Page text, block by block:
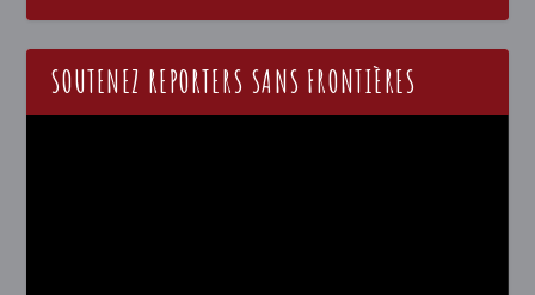
SOUTENEZ REPORTERS SANS FRONTIÈRES